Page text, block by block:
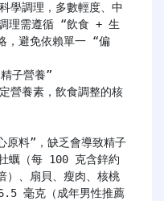
調理，多數輕度、中
理需遵循 “飲食 + 生
，避免依賴單一 “偏
蠣（每 100 克含鋅約
、扇貝、瘦肉、核桃
毫克（成年男性推薦